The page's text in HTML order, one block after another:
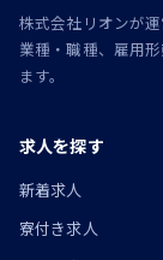
株式会社リオンが
業種・職種、雇用
ます。
求人を探す
新着求人
寮付き求人